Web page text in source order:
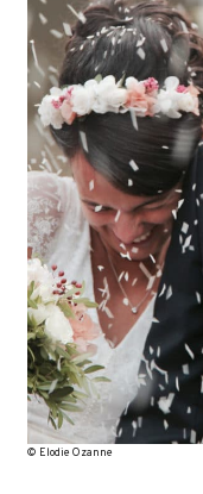
© Elodie Ozanne